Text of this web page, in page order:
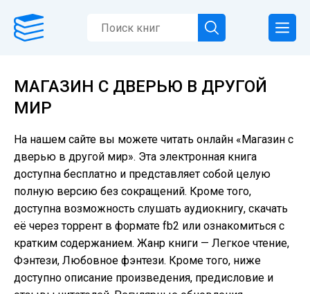
МАГАЗИН С ДВЕРЬЮ В ДРУГОЙ
МИР
На нашем сайте вы можете читать онлайн «Магазин с
дверью в другой мир». Эта электронная книга
доступна бесплатно и представляет собой целую
полную версию без сокращений. Кроме того,
доступна возможность слушать аудиокнигу, скачать
её через торрент в формате fb2 или ознакомиться с
кратким содержанием. Жанр книги — Легкое чтение,
Фэнтези, Любовное фэнтези. Кроме того, ниже
доступно описание произведения, предисловие и